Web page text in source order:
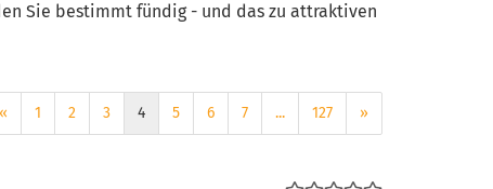
Sie bestimmt fündig - und das zu attraktiven
« 1 2 3 4 5 6 7 ... 127 »